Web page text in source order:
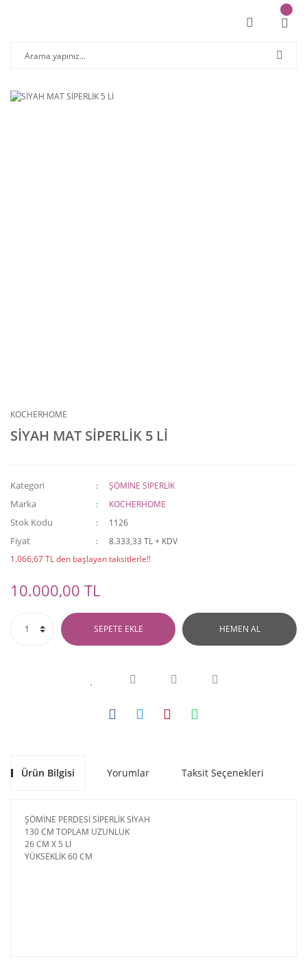
KOCHERHOME
SİYAH MAT SİPERLİK 5 Lİ
Kategori ŞÖMİNE SİPERLİK
Marka KOCHERHOME
Stok Kodu 1126
Fiyat
8.333,33 TL + KDV
1.066,67 TL den başlayan taksitlerle!!
10.000,00 TL
SEPETE EKLE HEMEN AL
Ürün Bilgisi Yorumlar Taksit Seçenekleri
ŞÖMİNE PERDESİ SİPERLİK SİYAH
130 CM TOPLAM UZUNLUK
26 CM X 5 Lİ
YÜKSEKLİK 60 CM